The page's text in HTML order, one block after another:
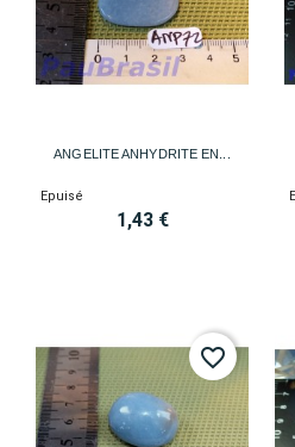
ANGELITE ANHYDRITE EN...
Epuisé
1,43 €
favorite_border